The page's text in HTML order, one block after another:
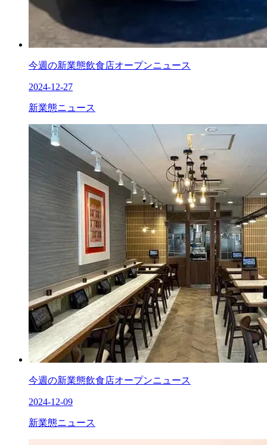
今週の新業態飲食店オープンニュース
2024-12-27
新業態ニュース
今週の新業態飲食店オープンニュース
2024-12-09
新業態ニュース